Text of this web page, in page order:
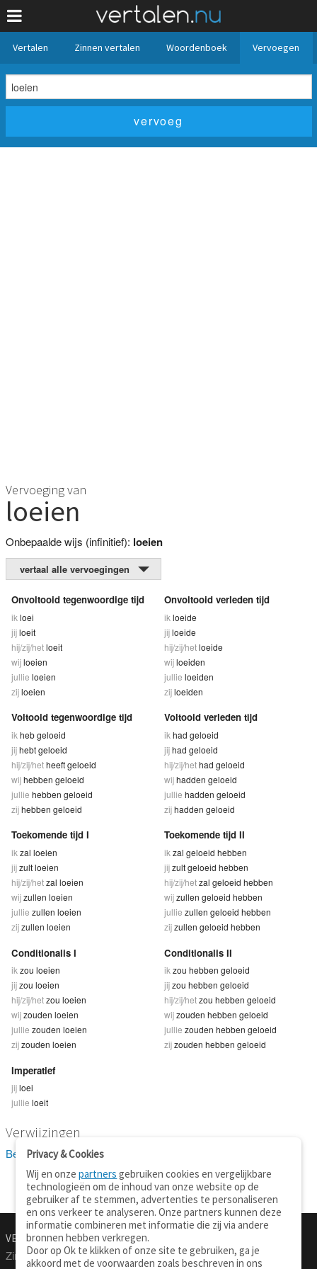
Vertalen Zinnen vertalen Woordenboek Vervoegen
Vervoeging van
loeien
Onbepaalde wijs (infinitief): loeien
vertaal alle vervoegingen
Onvoltooid tegenwoordige tijd
ik loei
jijloeit
hij/zij/hetloeit
wijloeien
jullie loeien
zijloeien
Onvoltooid verleden tijd
ik loeide
jijloeide
hij/zij/hetloeide
wijloeiden
jullie loeiden
zijloeiden
Voltooid tegenwoordige tijd
ik heb geloeid
jijhebt geloeid
hij/zij/hetheeft geloeid
wijhebben geloeid
jullie hebben geloeid
zijhebben geloeid
Voltooid verleden tijd
ik had geloeid
jijhad geloeid
hij/zij/hethad geloeid
wijhadden geloeid
jullie hadden geloeid
zijhadden geloeid
Toekomende tijd I
ik zal loeien
jijzult loeien
hij/zij/hetzal loeien
wijzullen loeien
jullie zullen loeien
zijzullen loeien
Toekomende tijd II
ik zal geloeid hebben
jijzult geloeid hebben
hij/zij/hetzal geloeid hebben
wijzullen geloeid hebben
jullie zullen geloeid hebben
zijzullen geloeid hebben
Conditionalis I
ik zou loeien
jijzou loeien
hij/zij/hetzou loeien
wijzouden loeien
jullie zouden loeien
zijzouden loeien
Conditionalis II
ik zou hebben geloeid
jijzou hebben geloeid
hij/zij/hetzou hebben geloeid
wijzouden hebben geloeid
jullie zouden hebben geloeid
zijzouden hebben geloeid
Imperatief
jijloei
jullie loeit
Verwijzingen
Bekijk 1 definitie(s) van loeien
VERTALEN.NU
Zinnen vertalen
Over deze site
Privacy & Cookies
Wij en onzepartners gebruiken cookies en vergelijkbare
technologieën om de inhoud van onze website op de
gebruiker af te stemmen, advertenties te personaliseren
en ons verkeer te analyseren. Onze partners kunnen deze
informatie combineren met informatie die zij via andere
bronnen hebben verkregen.
Door op Ok te klikken of onze site te gebruiken, ga je
akkoord met de voorwaarden zoals beschreven in ons